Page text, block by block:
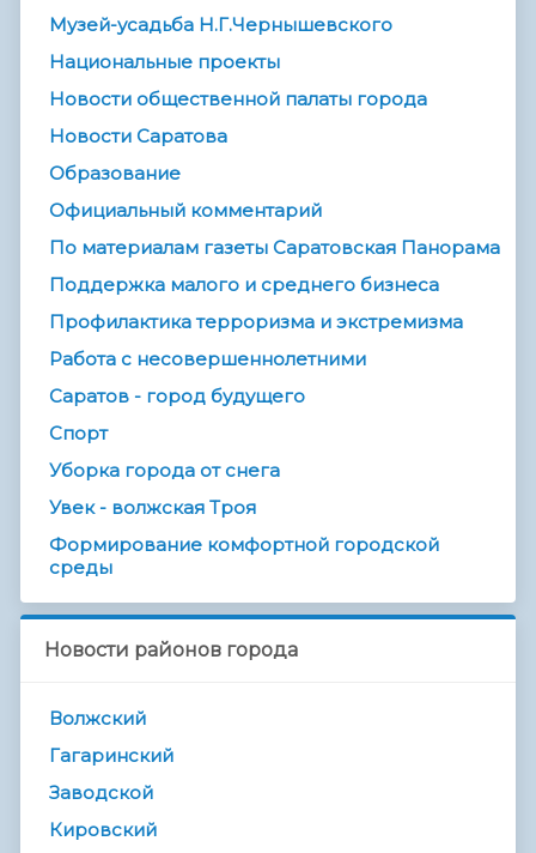
Музей-усадьба Н.Г.Чернышевского
Национальные проекты
Новости общественной палаты города
Новости Саратова
Образование
Официальный комментарий
По материалам газеты Саратовская Панорама
Поддержка малого и среднего бизнеса
Профилактика терроризма и экстремизма
Работа с несовершеннолетними
Саратов - город будущего
Спорт
Уборка города от снега
Увек - волжская Троя
Формирование комфортной городской
среды
Новости районов города
Волжский
Гагаринский
Заводской
Кировский